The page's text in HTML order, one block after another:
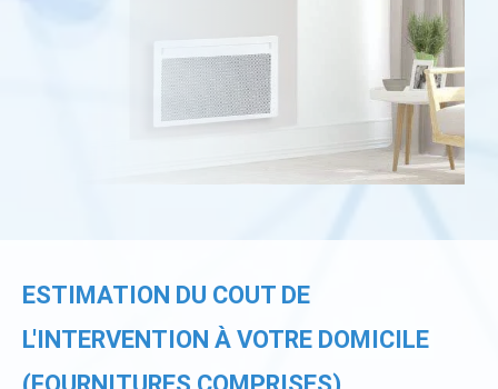
ESTIMATION DU COUT DE
L'INTERVENTION À VOTRE DOMICILE